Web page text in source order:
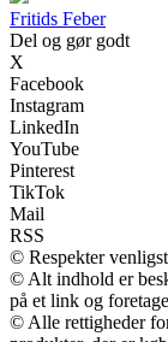
Fritids Feber
Del og gør godt
X
Facebook
Instagram
LinkedIn
YouTube
Pinterest
TikTok
Mail
RSS
© Respekter
© Alt indhold er
på et link og
© Alle rettigheder